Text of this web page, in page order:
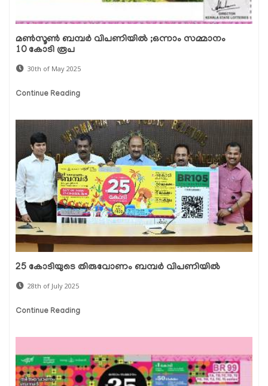
മൺസൂൺ ബമ്പർ വിപണിയിൽ ;ഒന്നാം സമ്മാനം
10 കോടി രൂപ
30th of May 2025
Continue Reading
25 കോടിയുടെ തിരുവോണം ബമ്പർ വിപണിയിൽ
28th of July 2025
Continue Reading